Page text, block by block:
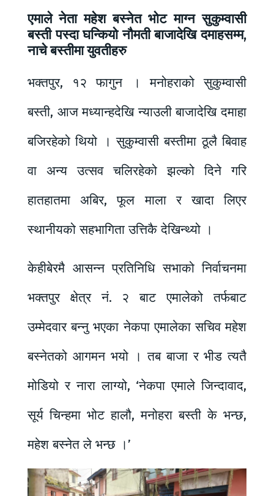
एमाले नेता महेश बस्नेत भोट माग्न सुकुम्वासी
बस्ती पस्दा घन्कियो नौमती बाजादेखि दमाहसम्म,
नाचे बस्तीमा युवतीहरु
भक्तपुर, १२ फागुन । मनोहराको सुकुम्वासी
बस्ती, आज मध्यान्हदेखि न्याउली बाजादेखि दमाहा
बजिरहेको थियो । सुकुम्वासी बस्तीमा ठूलै बिवाह
वा अन्य उत्सव चलिरहेको झल्को दिने गरि
हातहातमा अबिर, फूल माला र खादा लिएर
स्थानीयको सहभागिता उत्तिकै देखिन्थ्यो ।
केहीबेरमै आसन्न प्रतिनिधि सभाको निर्वाचनमा
भक्तपुर क्षेत्र नं. २ बाट एमालेको तर्फबाट
उम्मेदवार बन्नु भएका नेकपा एमालेका सचिव महेश
बस्नेतको आगमन भयो । तब बाजा र भीड त्यतै
मोडियो र नारा लाग्यो, ‘नेकपा एमाले जिन्दावाद,
सूर्य चिन्हमा भोट हालौ, मनोहरा बस्ती के भन्छ,
महेश बस्नेत ले भन्छ ।’